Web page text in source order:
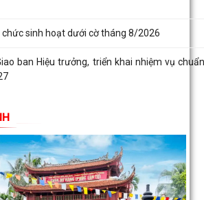
sinh hoạt dưới cờ tháng 8/2026
ban Hiệu trưởng, triển khai nhiệm vụ
năm 2026
dự trực tuyến Hội nghị toàn quốc quán
thứ ba Ban...